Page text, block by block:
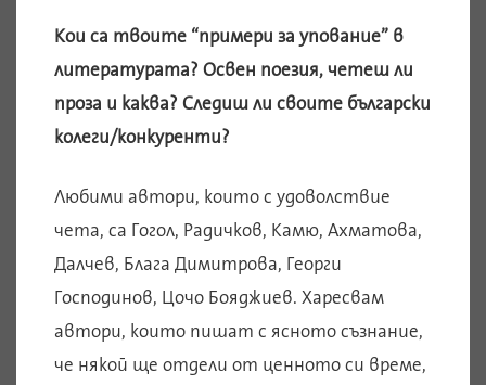
Кои са твоите “примери за упование” в
литературата? Освен поезия, четеш ли
проза и каква? Следиш ли своите български
колеги/конкуренти?
Любими автори, които с удоволствие
чета, са Гогол, Радичков, Камю, Ахматова,
Далчев, Блага Димитрова, Георги
Господинов, Цочо Бояджиев. Харесвам
автори, които пишат с ясното съзнание,
че някой ще отдели от ценното си време,